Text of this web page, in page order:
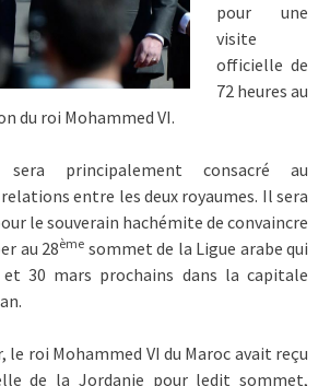
pour une
visite
officielle de
72 heures au
du roi Mohammed VI.
principalement consacré au
entre les deux royaumes. Il sera
le souverain hachémite de convaincre
au 28ème sommet de la Ligue arabe qui
30 mars prochains dans la capitale
le roi Mohammed VI du Maroc avait reçu
de la Jordanie pour ledit sommet,